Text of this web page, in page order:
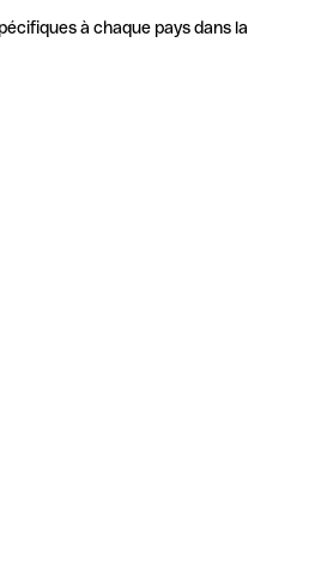
à chaque pays dans la